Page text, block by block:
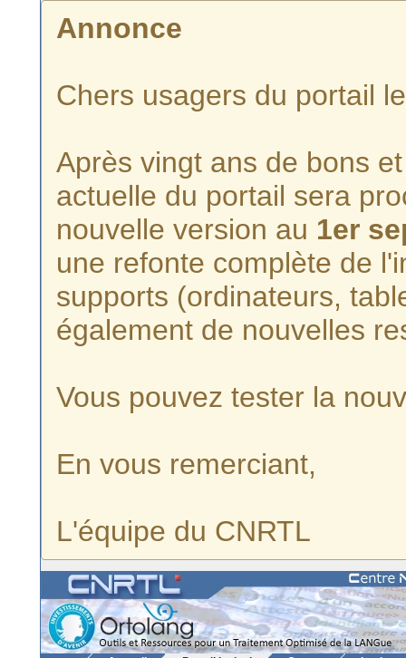
Annonce
Chers usagers du portail
Après vingt ans de bons
actuelle du portail sera
nouvelle version au 1er
une refonte complète de
supports (ordinateurs,
également de nouvelles
Vous pouvez tester la
En vous remerciant,
L'équipe du CNRTL